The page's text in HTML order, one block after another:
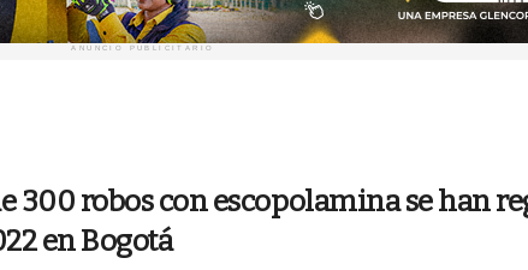
ANUNCIO PUBLICITARIO
300 robos con escopolamina se han
en Bogotá